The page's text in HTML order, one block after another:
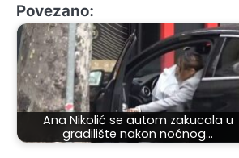
Povezano:
Ana Nikolić se autom zakucala u
gradilište nakon noćnog…